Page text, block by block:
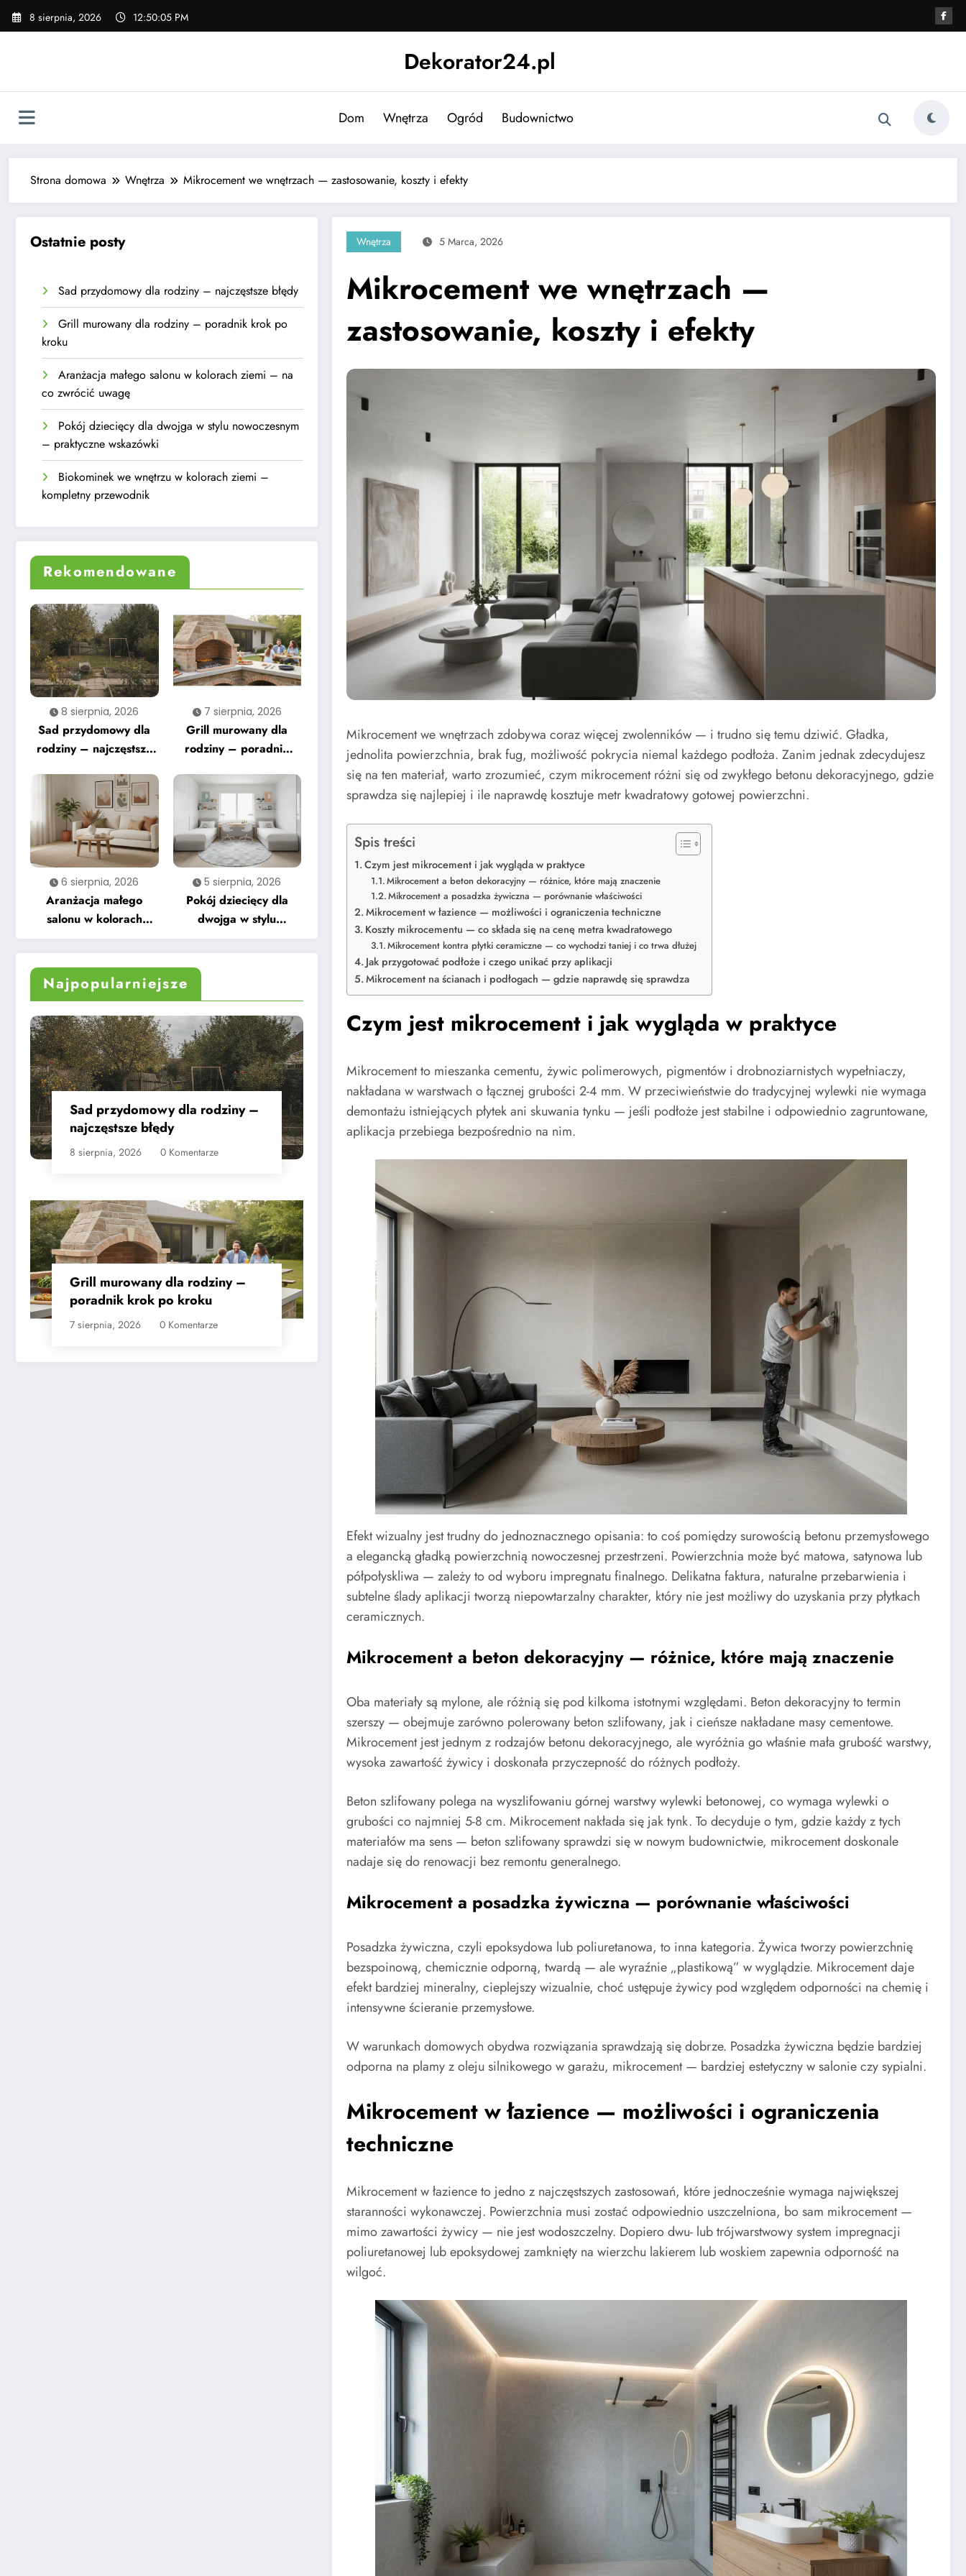
Skip
8 sierpnia, 2026 12:50:06 PM
Dekorator24.pl
Dom Wnętrza Ogród Budownictwo
Strona domowa Wnętrza Mikrocement we wnętrzach — zastosowanie, koszty i efekty
Ostatnie posty
Sad przydomowy dla rodziny – najczęstsze błędy
Grill murowany dla rodziny – poradnik krok po
kroku
Aranżacja małego salonu w kolorach ziemi – na
co zwrócić uwagę
Pokój dziecięcy dla dwojga w stylu nowoczesnym
– praktyczne wskazówki
Biokominek we wnętrzu w kolorach ziemi –
kompletny przewodnik
Rekomendowane
8 sierpnia, 2026
Sad przydomowy dla
rodziny – najczęstsze
7 sierpnia, 2026
Grill murowany dla
rodziny – poradnik
6 sierpnia, 2026
Aranżacja małego
salonu w kolorach
ziemi – na co zwrócić
uwagę
5 sierpnia, 2026
Pokój dziecięcy dla
dwojga w stylu
nowoczesnym –
praktyczne wskazówki
Najpopularniejsze
Sad przydomowy dla rodziny –
najczęstsze błędy
8 sierpnia, 2026 0 Komentarze
Grill murowany dla rodziny –
poradnik krok po kroku
7 sierpnia, 2026 0 Komentarze
Wnętrza 5 Marca, 2026
Mikrocement we wnętrzach —
zastosowanie, koszty i efekty
Mikrocement we wnętrzach zdobywa coraz więcej zwolenników — i trudno się temu dziwić. Gładka,
jednolita powierzchnia, brak fug, możliwość pokrycia niemal każdego podłoża. Zanim jednak zdecydujesz
się na ten materiał, warto zrozumieć, czym mikrocement różni się od zwykłego betonu dekoracyjnego, gdzie
sprawdza się najlepiej i ile naprawdę kosztuje metr kwadratowy gotowej powierzchni.
Spis treści
Czym jest mikrocement i jak wygląda w praktyce
Mikrocement a beton dekoracyjny — różnice, które mają znaczenie
Mikrocement a posadzka żywiczna — porównanie właściwości
Mikrocement w łazience — możliwości i ograniczenia techniczne
Koszty mikrocementu — co składa się na cenę metra kwadratowego
Mikrocement kontra płytki ceramiczne — co wychodzi taniej i co trwa dłużej
Jak przygotować podłoże i czego unikać przy aplikacji
Mikrocement na ścianach i podłogach — gdzie naprawdę się sprawdza
Czym jest mikrocement i jak wygląda w praktyce
Mikrocement to mieszanka cementu, żywic polimerowych, pigmentów i drobnoziarnistych wypełniaczy,
nakładana w warstwach o łącznej grubości 2-4 mm. W przeciwieństwie do tradycyjnej wylewki nie wymaga
demontażu istniejących płytek ani skuwania tynku — jeśli podłoże jest stabilne i odpowiednio zagruntowane,
aplikacja przebiega bezpośrednio na nim.
Efekt wizualny jest trudny do jednoznacznego opisania: to coś pomiędzy surowością betonu przemysłowego
a elegancką gładką powierzchnią nowoczesnej przestrzeni. Powierzchnia może być matowa, satynowa lub
półpołyskliwa — zależy to od wyboru impregnatu finalnego. Delikatna faktura, naturalne przebarwienia i
subtelne ślady aplikacji tworzą niepowtarzalny charakter, który nie jest możliwy do uzyskania przy płytkach
ceramicznych.
Mikrocement a beton dekoracyjny — różnice, które mają znaczenie
Oba materiały są mylone, ale różnią się pod kilkoma istotnymi względami. Beton dekoracyjny to termin
szerszy — obejmuje zarówno polerowany beton szlifowany, jak i cieńsze nakładane masy cementowe.
Mikrocement jest jednym z rodzajów betonu dekoracyjnego, ale wyróżnia go właśnie mała grubość warstwy,
wysoka zawartość żywicy i doskonała przyczepność do różnych podłoży.
Beton szlifowany polega na wyszlifowaniu górnej warstwy wylewki betonowej, co wymaga wylewki o
grubości co najmniej 5-8 cm. Mikrocement nakłada się jak tynk. To decyduje o tym, gdzie każdy z tych
materiałów ma sens — beton szlifowany sprawdzi się w nowym budownictwie, mikrocement doskonale
nadaje się do renowacji bez remontu generalnego.
Mikrocement a posadzka żywiczna — porównanie właściwości
Posadzka żywiczna, czyli epoksydowa lub poliuretanowa, to inna kategoria. Żywica tworzy powierzchnię
bezspoinową, chemicznie odporną, twardą — ale wyraźnie „plastikową” w wyglądzie. Mikrocement daje
efekt bardziej mineralny, cieplejszy wizualnie, choć ustępuje żywicy pod względem odporności na chemię i
intensywne ścieranie przemysłowe.
W warunkach domowych obydwa rozwiązania sprawdzają się dobrze. Posadzka żywiczna będzie bardziej
odporna na plamy z oleju silnikowego w garażu, mikrocement — bardziej estetyczny w salonie czy sypialni.
Mikrocement w łazience — możliwości i ograniczenia
techniczne
Mikrocement w łazience to jedno z najczęstszych zastosowań, które jednocześnie wymaga największej
staranności wykonawczej. Powierzchnia musi zostać odpowiednio uszczelniona, bo sam mikrocement —
mimo zawartości żywicy — nie jest wodoszczelny. Dopiero dwu- lub trójwarstwowy system impregnacji
poliuretanowej lub epoksydowej zamknięty na wierzchu lakierem lub woskiem zapewnia odporność na
wilgoć.